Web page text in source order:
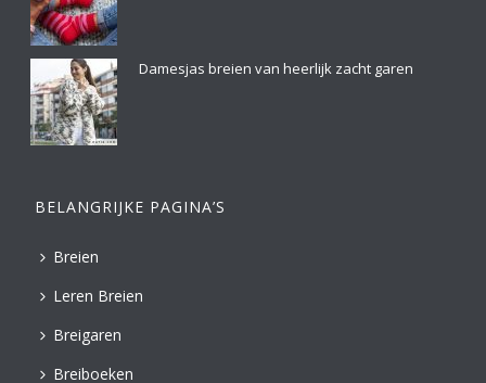
Damesjas breien van heerlijk zacht garen
BELANGRIJKE PAGINA’S
Breien
Leren Breien
Breigaren
Breiboeken